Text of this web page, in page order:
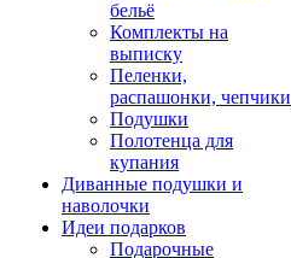
бельё
Комплекты на
выписку
Пеленки,
распашонки, чепчики
Подушки
Полотенца для
купания
Диванные подушки и
наволочки
Идеи подарков
Подарочные